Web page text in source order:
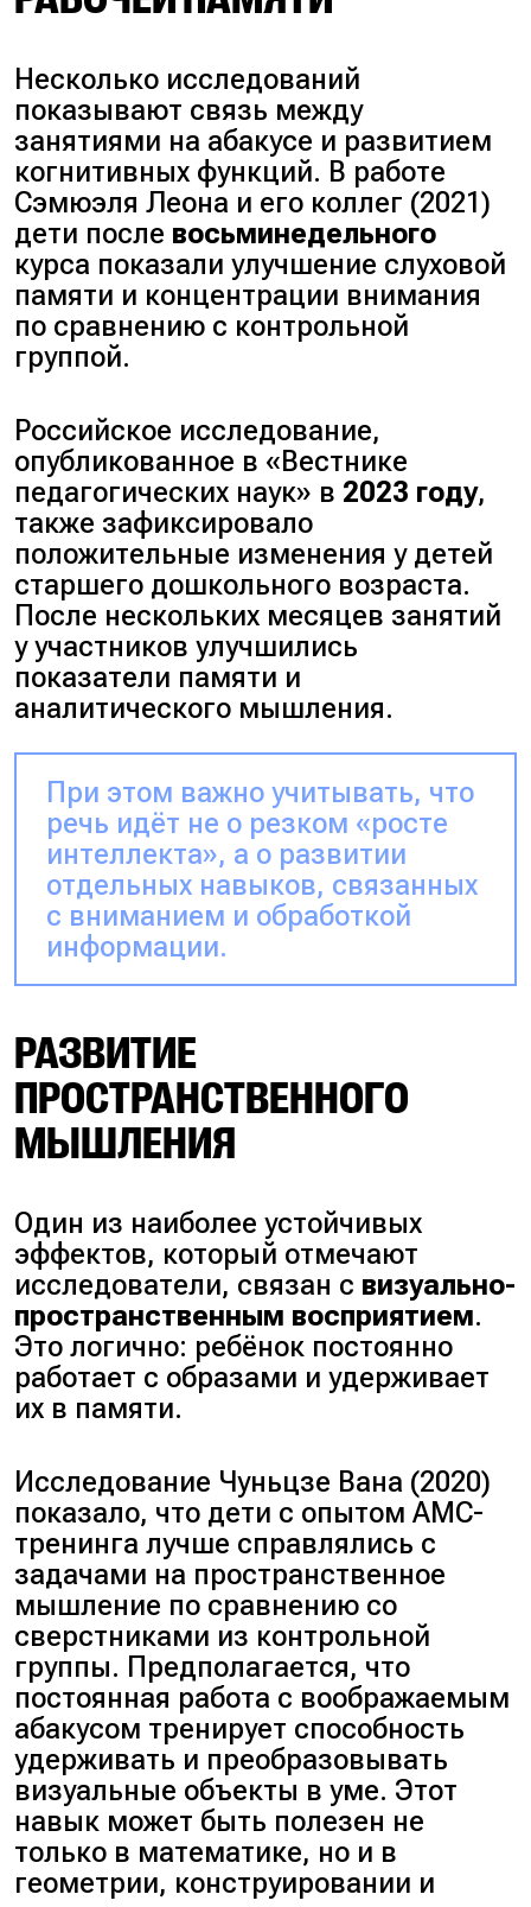
Несколько исследований
показывают связь между
занятиями на абакусе и развитием
когнитивных функций. В работе
Сэмюэля Леона и его коллег (2021)
дети после восьминедельного
курса показали улучшение слуховой
памяти и концентрации внимания
по сравнению с контрольной
группой.
Российское исследование,
опубликованное в «Вестнике
педагогических наук» в 2023 году,
также зафиксировало
положительные изменения у детей
старшего дошкольного возраста.
После нескольких месяцев занятий
у участников улучшились
показатели памяти и
аналитического мышления.
При этом важно учитывать, что
речь идёт не о резком «росте
интеллекта», а о развитии
отдельных навыков, связанных
с вниманием и обработкой
информации.
РАЗВИТИЕ
ПРОСТРАНСТВЕННОГО
МЫШЛЕНИЯ
Один из наиболее устойчивых
эффектов, который отмечают
исследователи, связан с визуально-
пространственным восприятием.
Это логично: ребёнок постоянно
работает с образами и удерживает
их в памяти.
Исследование Чуньцзе Вана (2020)
показало, что дети с опытом AMC-
тренинга лучше справлялись с
задачами на пространственное
мышление по сравнению со
сверстниками из контрольной
группы. Предполагается, что
постоянная работа с воображаемым
абакусом тренирует способность
удерживать и преобразовывать
визуальные объекты в уме. Этот
навык может быть полезен не
только в математике, но и в
геометрии, конструировании и